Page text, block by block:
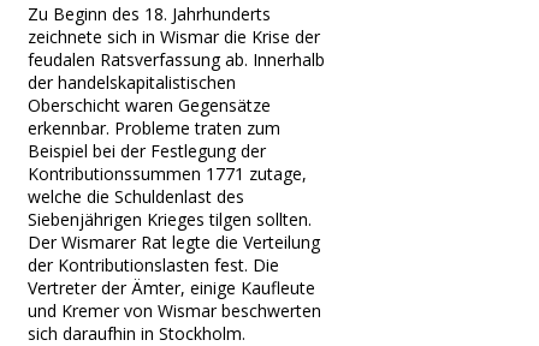
Zu Beginn des 18. Jahrhunderts
zeichnete sich in Wismar die Krise der
feudalen Ratsverfassung ab. Innerhalb
der handelskapitalistischen
Oberschicht waren Gegensätze
erkennbar. Probleme traten zum
Beispiel bei der Festlegung der
Kontributionssummen 1771 zutage,
welche die Schuldenlast des
Siebenjährigen Krieges tilgen sollten.
Der Wismarer Rat legte die Verteilung
der Kontributionslasten fest. Die
Vertreter der Ämter, einige Kaufleute
und Kremer von Wismar beschwerten
sich daraufhin in Stockholm.